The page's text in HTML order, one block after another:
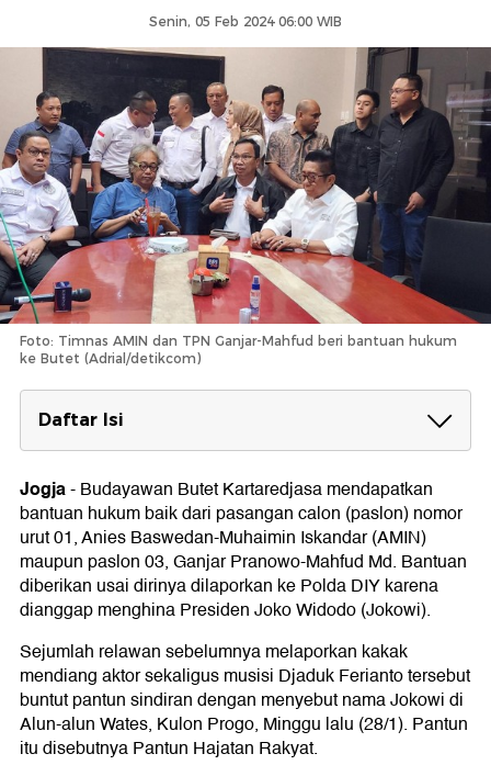
Senin, 05 Feb 2024 06:00 WIB
Foto: Timnas AMIN dan TPN Ganjar-Mahfud beri bantuan hukum
ke Butet (Adrial/detikcom)
Daftar Isi
Tegaskan Masalah Bangsa
Butet Mengapresiasi Bantuan yang Diberikan
Jogja-Budayawan Butet Kartaredjasa mendapatkan
bantuan hukum baik dari pasangan calon (paslon) nomor
urut 01, Anies Baswedan-Muhaimin Iskandar (AMIN)
maupun paslon 03, Ganjar Pranowo-Mahfud Md. Bantuan
diberikan usai dirinya dilaporkan ke Polda DIY karena
dianggap menghina Presiden Joko Widodo (Jokowi).
Sejumlah relawan sebelumnya melaporkan kakak
mendiang aktor sekaligus musisi Djaduk Ferianto tersebut
buntut pantun sindiran dengan menyebut nama Jokowi di
Alun-alun Wates, Kulon Progo, Minggu lalu (28/1). Pantun
itu disebutnya Pantun Hajatan Rakyat.